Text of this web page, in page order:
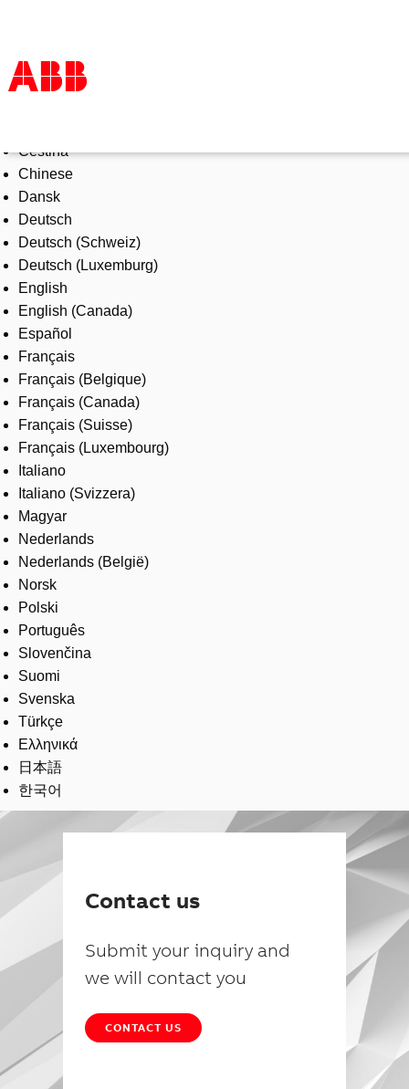
Products & Solutions
Industries
Services
About us
Where to buy
Contact us
Careers
Čeština
Chinese
Dansk
Deutsch
Deutsch (Schweiz)
Deutsch (Luxemburg)
English
English (Canada)
Español
Français
Français (Belgique)
Français (Canada)
Français (Suisse)
Français (Luxembourg)
Italiano
Italiano (Svizzera)
Magyar
Nederlands
Nederlands (België)
Norsk
Polski
Português
Slovenčina
Suomi
Svenska
Türkçe
Ελληνικά
日本語
한국어
Contact us
Submit your inquiry and
we will contact you
CONTACT US